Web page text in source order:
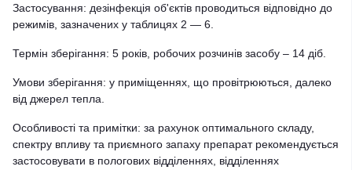
Застосування: дезінфекція об'єктів проводиться відповідно до
режимів, зазначених у таблицях 2 ― 6.
Термін зберігання: 5 років, робочих розчинів засобу – 14 діб.
Умови зберігання: у приміщеннях, що провітрюються, далеко
від джерел тепла.
Особливості та примітки: за рахунок оптимального складу,
спектру впливу та приємного запаху препарат рекомендується
застосовувати в пологових відділеннях, відділеннях